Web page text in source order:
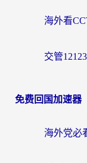
免费回国加速器